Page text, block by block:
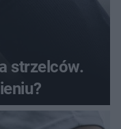
strzelców.